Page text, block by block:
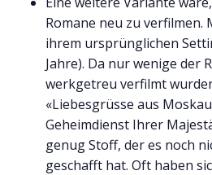
Romane neu zu
ihrem ursprünglichen
Jahre). Da nur wenige der
werkgetreu verfilmt
«Liebesgrüsse aus
Geheimdienst Ihrer
genug Stoff, der es noch
geschafft hat. Oft haben